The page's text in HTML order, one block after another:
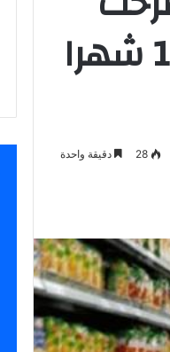
بارتفاع أسعار المواد الغذائية خلال 12 شهرا
28 دقيقة واحدة